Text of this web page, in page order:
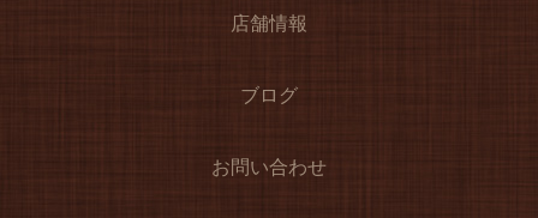
店舗情報
ブログ
お問い合わせ